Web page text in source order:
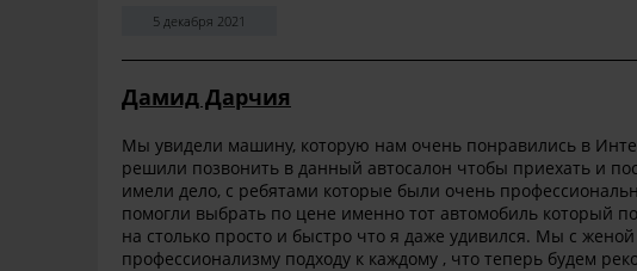
5 декабря 2021
Дамид Дарчия
Мы увидели машину, которую нам очень понравились в
решили позвонить в данный автосалон чтобы приехать и
имели дело, с ребятами которые были очень
помогли выбрать по цене именно тот автомобиль который
на столько просто и быстро что я даже удивился. Мы с
профессионализму подходу к каждому , что теперь будем